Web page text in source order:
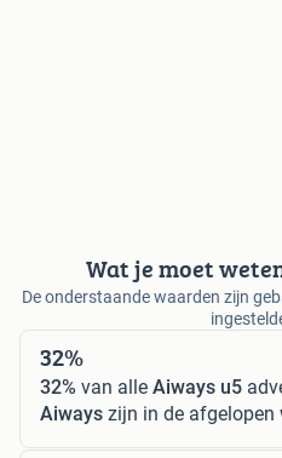
Wat je moet
De onderstaande waarden zijn
32%
32% van alle Aiways u5
Aiways zijn in de afgelopen